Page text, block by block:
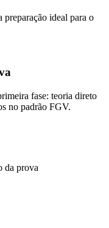
preparação ideal para o
fase: teoria direto
no padrão FGV.
da prova